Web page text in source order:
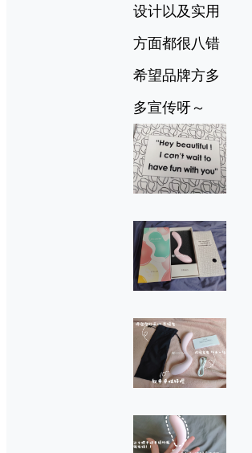
设计以及实用
方面都很八错
希望品牌方多
多宣传呀～